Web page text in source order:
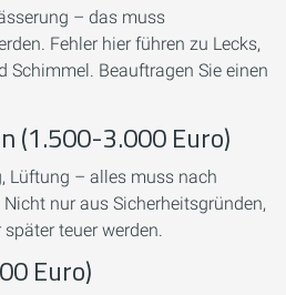
– das muss
Fehler hier führen zu Lecks,
Schimmel. Beauftragen Sie einen
(1.500-3.000 Euro)
Lüftung – alles muss nach
nur aus Sicherheitsgründen,
teuer werden.
Euro)